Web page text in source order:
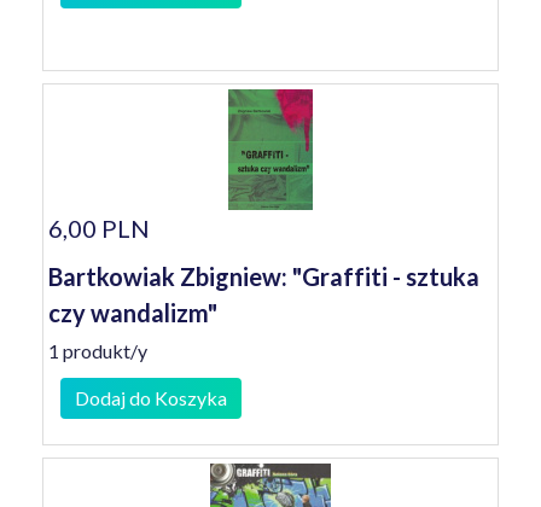
6,00 PLN
Bartkowiak Zbigniew: "Graffiti - sztuka
czy wandalizm"
1 produkt/y
Dodaj do Koszyka